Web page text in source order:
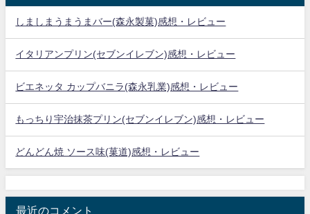
しましまうまうまバー(森永製菓)感想・レビュー
イタリアンプリン(セブンイレブン)感想・レビュー
ビエネッタ カップバニラ(森永乳業)感想・レビュー
もっちり宇治抹茶プリン(セブンイレブン)感想・レビュー
どんどん焼 ソース味(菓道)感想・レビュー
最近のコメント